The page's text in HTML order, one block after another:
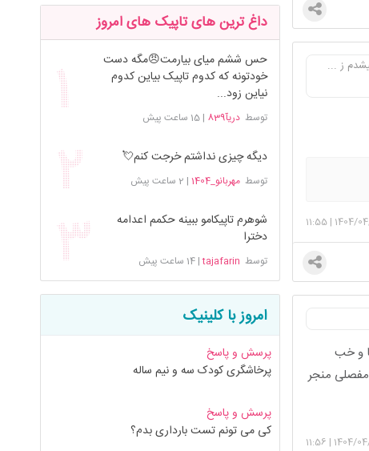
1404/
|
11:55
و خب
منجر
1404/
|
11:56
داغ ترین های تاپیک های امروز
حس ششم میای بیارمت😠مگه دست
خودتونه که کدوم تاپیک بیاین کدوم
نیاین زود...
توسطدریآ839 |15 ساعت پیش
دیگه چیزی نداشتم خرجت کنم💘
توسطمهربانو_1404 | 2 ساعت پیش
شوهرم تاپیکامو ببینه حکمم اعدامه
دخترا
توسط tajafarin
|14 ساعت پیش
امروز با کلینیک
پرسش و پاسخ
پرخاشگری کودک سه و نیم ساله
پرسش و پاسخ
کی می تونم تست بارداری بدم؟